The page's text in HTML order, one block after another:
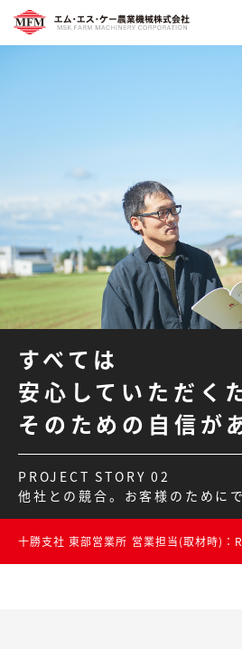
すべては
安心していただく
そのための自信が
PROJECT STORY 02
他社との競合。お客様のために
十勝支社 東部営業所 営業担当(取材時)：